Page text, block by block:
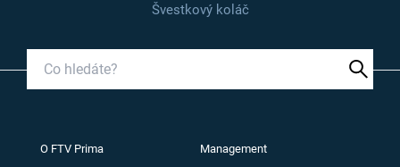
Švestkový koláč
O FTV Prima Management